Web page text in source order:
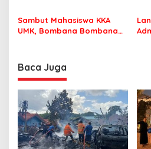
Perlu Lagi ke Kendari
Sambut Mahasiswa KKA
UMK, Bombana Bombana
Baca Juga